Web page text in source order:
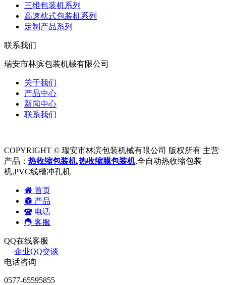
三维包装机系列
高速枕式包装机系列
定制产品系列
联系我们
瑞安市林滨包装机械有限公司
关于我们
产品中心
新闻中心
联系我们
COPYRIGHT © 瑞安市林滨包装机械有限公司 版权所有 主营
产品： 热收缩包装机,热收缩膜包装机,全自动热收缩包装
机,PVC线槽冲孔机
首页
产品
电话
客服
QQ在线客服
企业QQ交谈
电话咨询
0577-65595855